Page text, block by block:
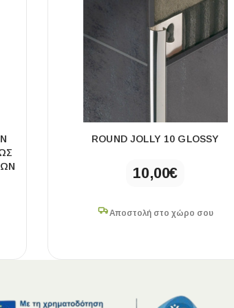
ROUND JOLLY 10 GLOSSY
10,00€
Αποστολή στο χώρο σου